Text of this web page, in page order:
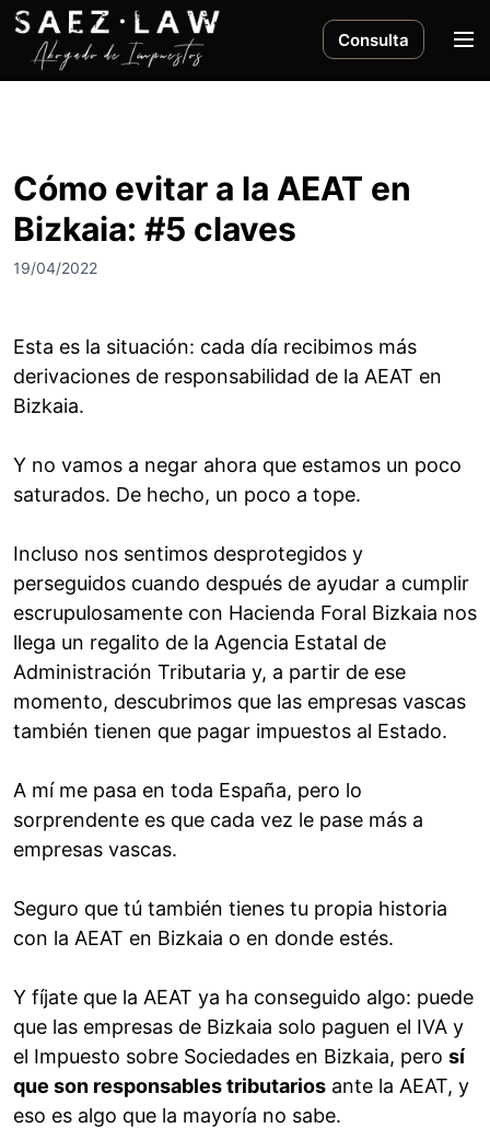
Consulta
M
Cómo evitar a la AEAT en
Bizkaia: #5 claves
19/04/2022
Esta es la situación: cada día recibimos más
derivaciones de responsabilidad de la AEAT en
Bizkaia.
Y no vamos a negar ahora que estamos un poco
saturados. De hecho, un poco a tope.
Incluso nos sentimos desprotegidos y
perseguidos cuando después de ayudar a cumplir
escrupulosamente con Hacienda Foral Bizkaia nos
llega un regalito de la Agencia Estatal de
Administración Tributaria y, a partir de ese
momento, descubrimos que las empresas vascas
también tienen que pagar impuestos al Estado.
A mí me pasa en toda España, pero lo
sorprendente es que cada vez le pase más a
empresas vascas.
Seguro que tú también tienes tu propia historia
con la AEAT en Bizkaia o en donde estés.
Y fíjate que la AEAT ya ha conseguido algo: puede
que las empresas de Bizkaia solo paguen el IVA y
el Impuesto sobre Sociedades en Bizkaia, pero sí
que son responsables tributarios ante la AEAT, y
eso es algo que la mayoría no sabe.